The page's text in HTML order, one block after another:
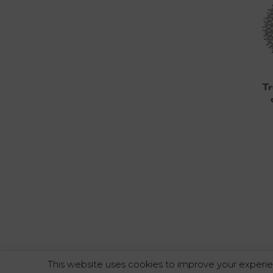
This website uses cookies to improve your